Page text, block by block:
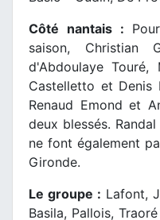
Côté nantais :
saison, Christian
d'Abdoulaye Touré,
Castelletto et Denis
Renaud Emond et
deux blessés.
ne font également
Gironde.
Le groupe : Lafont,
Basila, Pallois,